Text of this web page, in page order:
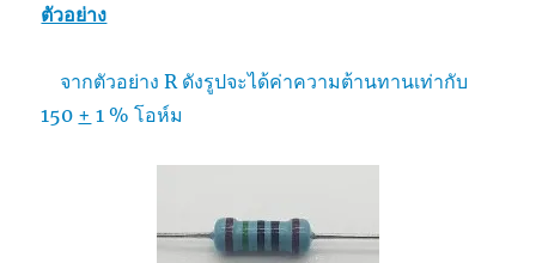
ตัวอย่าง
จากตัวอย่าง R ดังรูปจะได้ค่าความต้านทานเท่ากับ
150 + 1 % โอห์ม